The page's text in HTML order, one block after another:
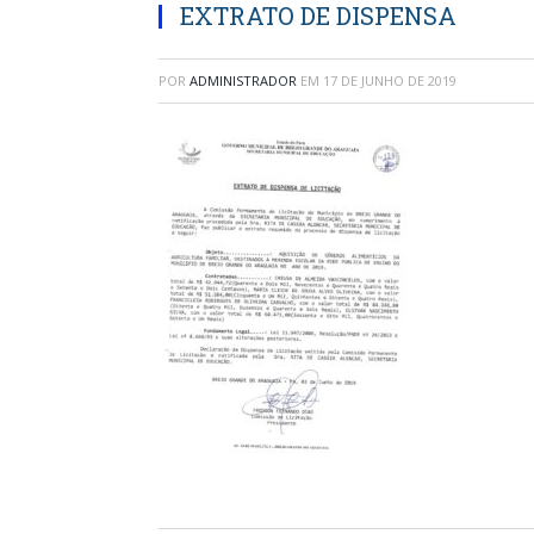
EXTRATO DE DISPENSA
POR ADMINISTRADOR EM 17 DE JUNHO DE 2019